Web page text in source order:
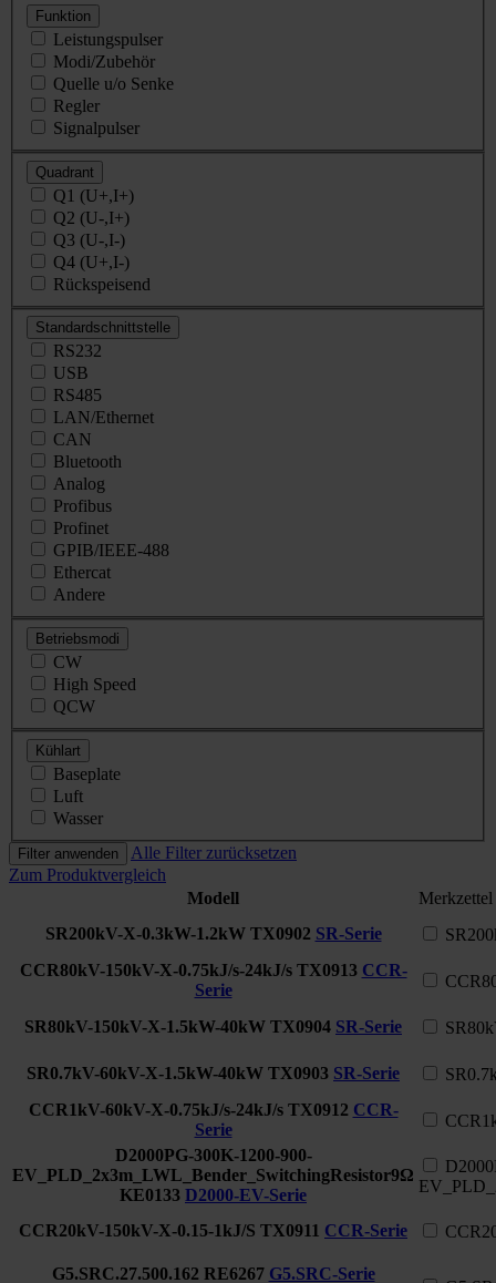
Funktion
Leistungspulser
Modi/Zubehör
Quelle u/o Senke
Regler
Signalpulser
Quadrant
Q1 (U+,I+)
Q2 (U-,I+)
Q3 (U-,I-)
Q4 (U+,I-)
Rückspeisend
Standardschnittstelle
RS232
USB
RS485
LAN/Ethernet
CAN
Bluetooth
Analog
Profibus
Profinet
GPIB/IEEE-488
Ethercat
Andere
Betriebsmodi
CW
High Speed
QCW
Kühlart
Baseplate
Luft
Wasser
Filter anwenden
Alle Filter zurücksetzen
Zum Produktvergleich
Modell
Merkzettel
SR200kV-X-0.3kW-1.2kW TX0902 SR-Serie
CCR80kV-150kV-X-0.75kJ/s-24kJ/s TX0913 CCR-
Serie
SR80kV-150kV-X-1.5kW-40kW TX0904 SR-Serie
SR0.7kV-60kV-X-1.5kW-40kW TX0903 SR-Serie
CCR1kV-60kV-X-0.75kJ/s-24kJ/s TX0912 CCR-
Serie
D2000PG-300K-1200-900-
EV_PLD_2x3m_LWL_Bender_SwitchingResistor9Ω
KE0133 D2000-EV-Serie
CCR20kV-150kV-X-0.15-1kJ/S TX0911 CCR-Serie
G5.SRC.27.500.162 RE6267 G5.SRC-Serie